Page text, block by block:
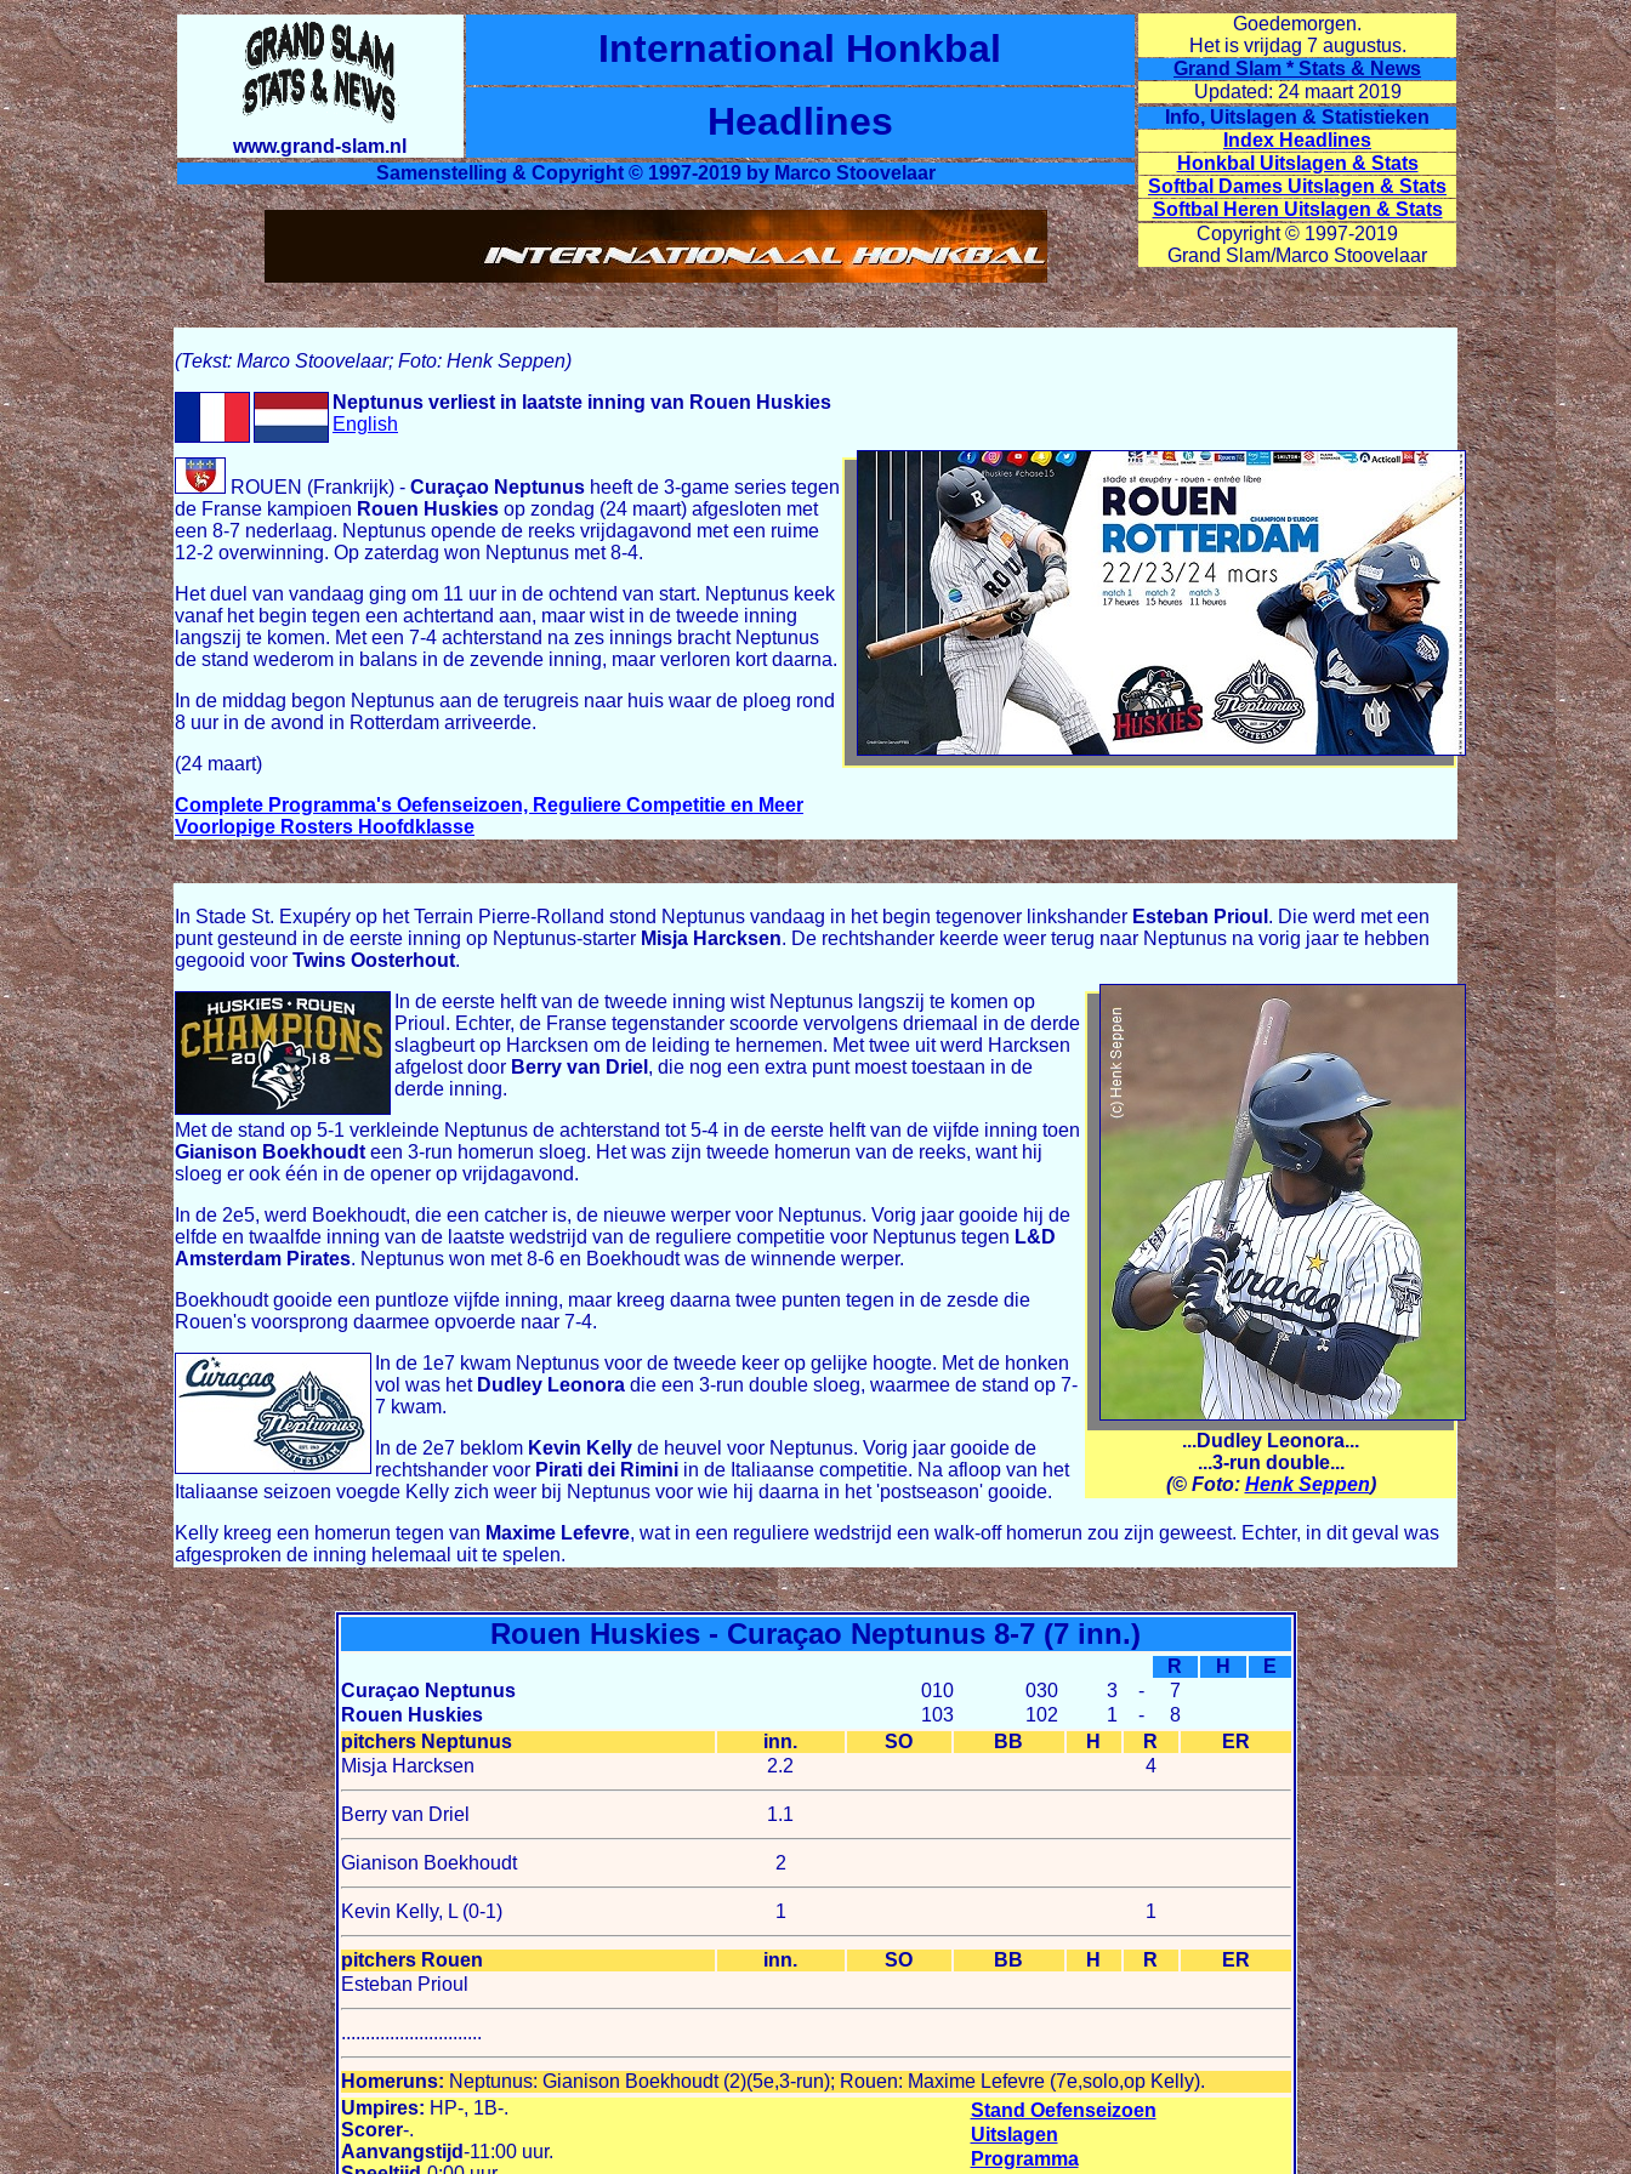
Goedemorgen.
Het is vrijdag 7 augustus.
Grand Slam * Stats & News
Updated: 24 maart 2019
Info, Uitslagen & Statistieken
Index Headlines
Honkbal Uitslagen & Stats
Softbal Dames Uitslagen & Stats
Softbal Heren Uitslagen & Stats
Copyright © 1997-2019
Grand Slam/Marco Stoovelaar
www.grand-slam.nl
International Honkbal
Headlines
Samenstelling & Copyright © 1997-2019 by Marco Stoovelaar
(Tekst: Marco Stoovelaar; Foto: Henk Seppen)
Neptunus verliest in laatste inning van Rouen Huskies
English
ROUEN (Frankrijk) - Curaçao Neptunus heeft de 3-game series tegen
de Franse kampioen Rouen Huskies op zondag (24 maart) afgesloten met
een 8-7 nederlaag. Neptunus opende de reeks vrijdagavond met een ruime
12-2 overwinning. Op zaterdag won Neptunus met 8-4.
Het duel van vandaag ging om 11 uur in de ochtend van start. Neptunus keek
vanaf het begin tegen een achtertand aan, maar wist in de tweede inning
langszij te komen. Met een 7-4 achterstand na zes innings bracht Neptunus
de stand wederom in balans in de zevende inning, maar verloren kort daarna.
In de middag begon Neptunus aan de terugreis naar huis waar de ploeg rond
8 uur in de avond in Rotterdam arriveerde.
(24 maart)
Complete Programma's Oefenseizoen, Reguliere Competitie en Meer
Voorlopige Rosters Hoofdklasse
In Stade St. Exupéry op het Terrain Pierre-Rolland stond Neptunus vandaag in het begin tegenover linkshander Esteban Prioul . Die werd met een
punt gesteund in de eerste inning op Neptunus-starter Misja Harcksen. De rechtshander keerde weer terug naar Neptunus na vorig jaar te hebben
gegooid voor Twins Oosterhout.
...Dudley Leonora...
...3-run double...
(© Foto: Henk Seppen)
In de eerste helft van de tweede inning wist Neptunus langszij te komen op
Prioul. Echter, de Franse tegenstander scoorde vervolgens driemaal in de derde
slagbeurt op Harcksen om de leiding te hernemen. Met twee uit werd Harcksen
afgelost door Berry van Driel , die nog een extra punt moest toestaan in de
derde inning.
Met de stand op 5-1 verkleinde Neptunus de achterstand tot 5-4 in de eerste helft van de vijfde inning toen
Gianison Boekhoudt een 3-run homerun sloeg. Het was zijn tweede homerun van de reeks, want hij
sloeg er ook één in de opener op vrijdagavond.
In de 2e5, werd Boekhoudt, die een catcher is, de nieuwe werper voor Neptunus. Vorig jaar gooide hij de
elfde en twaalfde inning van de laatste wedstrijd van de reguliere competitie voor Neptunus tegen L&D
Amsterdam Pirates. Neptunus won met 8-6 en Boekhoudt was de winnende werper.
Boekhoudt gooide een puntloze vijfde inning, maar kreeg daarna twee punten tegen in de zesde die
Rouen's voorsprong daarmee opvoerde naar 7-4.
In de 1e7 kwam Neptunus voor de tweede keer op gelijke hoogte. Met de honken
vol was het Dudley Leonora die een 3-run double sloeg, waarmee de stand op 7-
7 kwam.
In de 2e7 beklom Kevin Kelly de heuvel voor Neptunus. Vorig jaar gooide de
rechtshander voor Pirati dei Rimini in de Italiaanse competitie. Na afloop van het
Italiaanse seizoen voegde Kelly zich weer bij Neptunus voor wie hij daarna in het 'postseason' gooide.
Kelly kreeg een homerun tegen van Maxime Lefevre, wat in een reguliere wedstrijd een walk-off homerun zou zijn geweest. Echter, in dit geval was
afgesproken de inning helemaal uit te spelen.
Rouen Huskies - Curaçao Neptunus 8-7 (7 inn.)
R H
E
Curaçao Neptunus
010 030 3 -
7
Rouen Huskies
103 102 1 -
8
pitchers Neptunus
inn. SO BB H R
ER
Misja Harcksen
2.2 4
Berry van Driel 1.1
Gianison Boekhoudt 2
Kevin Kelly, L (0-1) 1 1
pitchers Rouen inn. SO BB H R
ER
Esteban Prioul
.............................
Homeruns: Neptunus: Gianison Boekhoudt (2)(5e,3-run); Rouen: Maxime Lefevre (7e,solo,op Kelly).
Stand Oefenseizoen
Uitslagen
Programma
Umpires: HP-, 1B-.
Scorer-.
Aanvangstijd-11:00 uur.